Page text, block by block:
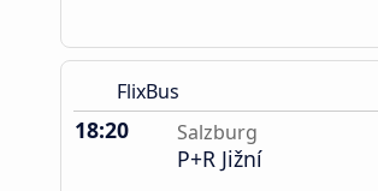
FlixBus
18:20 Salzburg
P+R Jižní